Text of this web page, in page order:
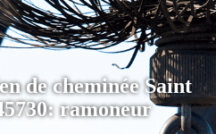
de cheminée Saint
ramoneur